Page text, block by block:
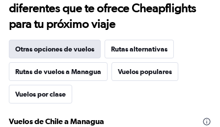
diferentes que te ofrece Cheapflights
para tu próximo viaje
Otras opciones de vuelos Rutas alternativas
Rutas de vuelos a Managua Vuelos populares
Vuelos por clase
Vuelos de Chile a Managua